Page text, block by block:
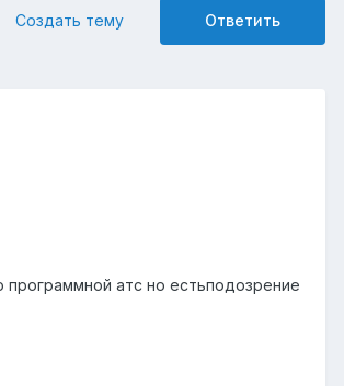
Ответить
Создать тему
атс но естьподозрение